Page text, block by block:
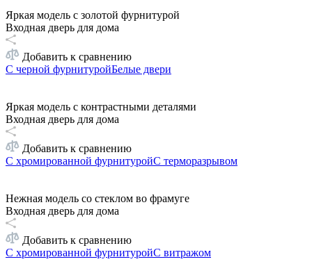
Яркая модель с золотой фурнитурой
Входная дверь для дома
Добавить к сравнению
С черной фурнитуройБелые двери
Яркая модель с контрастными деталями
Входная дверь для дома
Добавить к сравнению
С хромированной фурнитуройС терморазрывом
Нежная модель со стеклом во фрамуге
Входная дверь для дома
Добавить к сравнению
С хромированной фурнитуройС витражом